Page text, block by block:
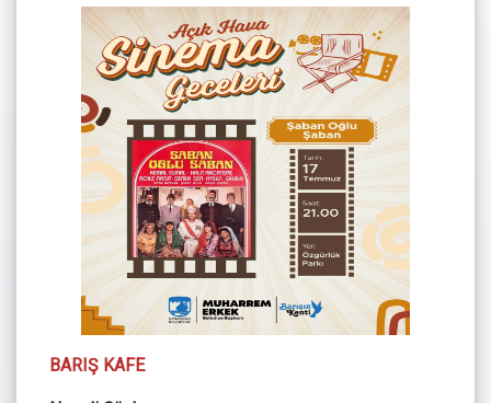
BARIŞ KAFE